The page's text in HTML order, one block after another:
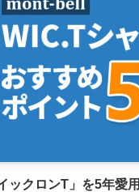
ックロンT」を5年愛用